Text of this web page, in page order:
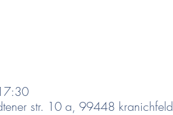
str. 10 a, 99448 kranichfeld